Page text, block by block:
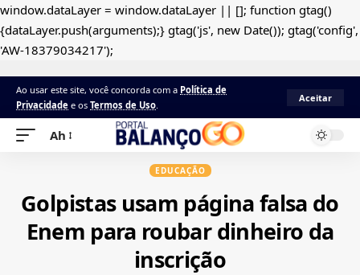
window.dataLayer = window.dataLayer || []; function gtag()
{dataLayer.push(arguments);} gtag('js', new Date()); gtag('config',
'AW-18379034217');
Ao usar este site, você concorda com a Política de
Privacidade e os Termos de Uso.
Aceitar
Ah
EDUCAÇÃO
Golpistas usam página falsa do
Enem para roubar dinheiro da
inscrição